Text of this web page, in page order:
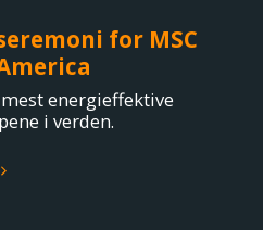
for MSC
energieffektive
i verden.